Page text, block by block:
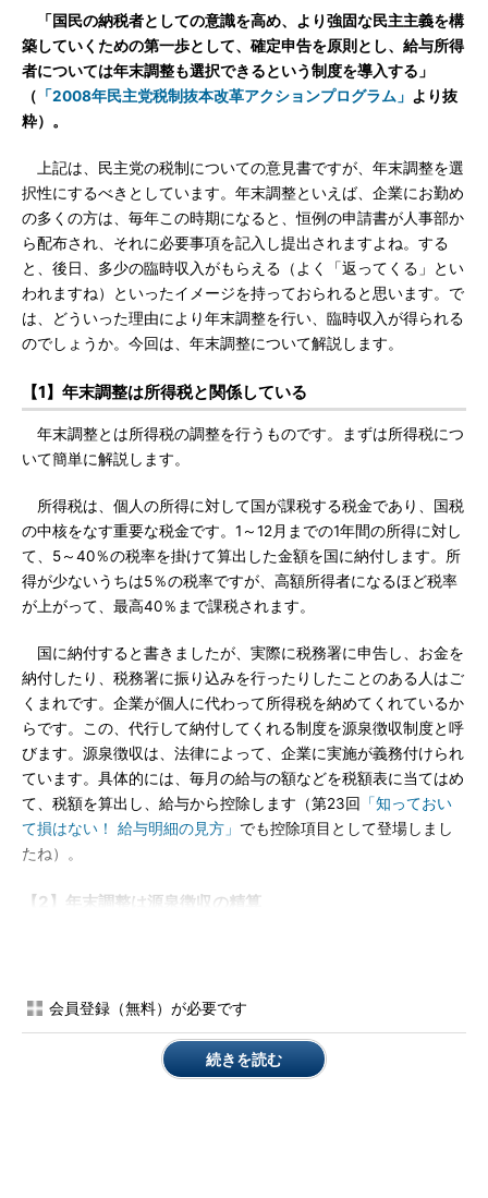
「国民の納税者としての意識を高め、より強固な民主主義を構
築していくための第一歩として、確定申告を原則とし、給与所得
者については年末調整も選択できるという制度を導入する」
（ 「2008年民主党税制抜本改革アクションプログラム」 より抜
粋）。
上記は、民主党の税制についての意見書ですが、年末調整を選
択性にするべきとしています。年末調整といえば、企業にお勤め
の多くの方は、毎年この時期になると、恒例の申請書が人事部か
ら配布され、それに必要事項を記入し提出されますよね。する
と、後日、多少の臨時収入がもらえる（よく「返ってくる」とい
われますね）といったイメージを持っておられると思います。で
は、どういった理由により年末調整を行い、臨時収入が得られる
のでしょうか。今回は、年末調整について解説します。
【1】年末調整は所得税と関係している
年末調整とは所得税の調整を行うものです。まずは所得税につ
いて簡単に解説します。
所得税は、個人の所得に対して国が課税する税金であり、国税
の中核をなす重要な税金です。1～12月までの1年間の所得に対し
て、5～40％の税率を掛けて算出した金額を国に納付します。所
得が少ないうちは5％の税率ですが、高額所得者になるほど税率
が上がって、最高40％まで課税されます。
国に納付すると書きましたが、実際に税務署に申告し、お金を
納付したり、税務署に振り込みを行ったりしたことのある人はご
くまれです。企業が個人に代わって所得税を納めてくれているか
らです。この、代行して納付してくれる制度を源泉徴収制度と呼
びます。源泉徴収は、法律によって、企業に実施が義務付けられ
ています。具体的には、毎月の給与の額などを税額表に当てはめ
て、税額を算出し、給与から控除します（第23回
「知っておい
て損はない！ 給与明細の見方」 でも控除項目として登場しまし
たね）。
【2】年末調整は源泉徴収の精算
には扶養家族の人数に応じ、家計を考慮して税金を少なくしてく
れる扶養控除という仕組みがあります。12月に子どもが生まれる
と、扶養家族が増えて、年間ベースで算出する所得税は減少しま
会員登録（無料）が必要です
続きを読む